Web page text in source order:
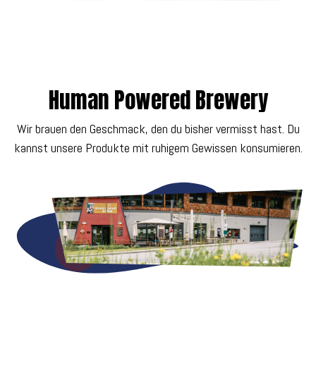
Human Powered Brewery
Wir brauen den Geschmack, den du bisher vermisst hast. Du
kannst unsere Produkte mit ruhigem Gewissen konsumieren.